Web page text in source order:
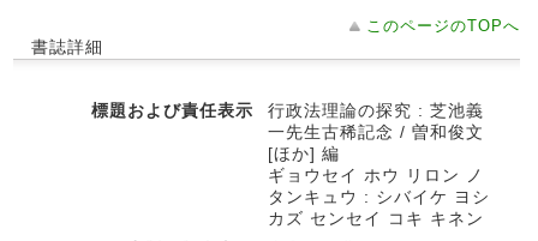
このページのTOPへ
書誌詳細
標題および責任表示
行政法理論の探究 : 芝池義
一先生古稀記念 / 曽和俊文
[ほか] 編
ギョウセイ ホウ リロン ノ
タンキュウ : シバイケ ヨシ
カズ センセイ コキ キネン